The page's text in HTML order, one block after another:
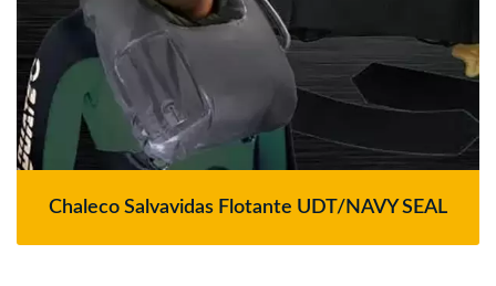
Chaleco Salvavidas Flotante UDT/NAVY SEAL